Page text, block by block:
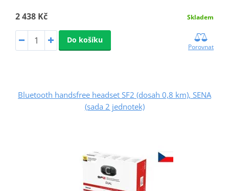
2 438 Kč Skladem
Do košíku
Porovnat
Bluetooth handsfree headset SF2 (dosah 0,8 km), SENA
(sada 2 jednotek)